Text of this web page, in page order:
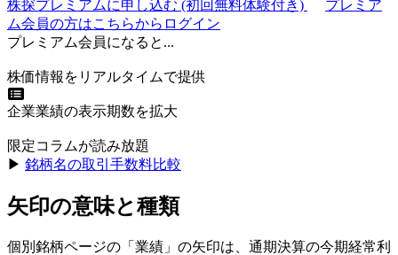
株探プレミアムに申し込む (初回無料体験付き)
プレミア
ム会員の方はこちらからログイン
プレミアム会員になると...
株価情報をリアルタイムで提供
企業業績の表示期数を拡大
限定コラムが読み放題
▶︎ 銘柄名の取引手数料比較
矢印の意味と種類
個別銘柄ページの「業績」の矢印は、通期決算の今期経常利